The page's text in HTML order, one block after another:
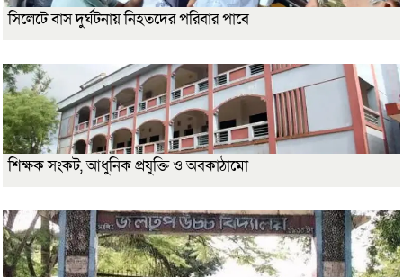
সিলেটে বাস দুর্ঘটনায় নিহতদের পরিবার পাবে
শিক্ষক সংকট, আধুনিক প্রযুক্তি ও অবকাঠামো